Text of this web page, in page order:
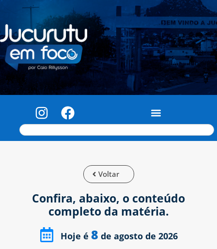
Voltar
Confira, abaixo, o conteúdo
completo da matéria.
Hoje é 8 de agosto de 2026